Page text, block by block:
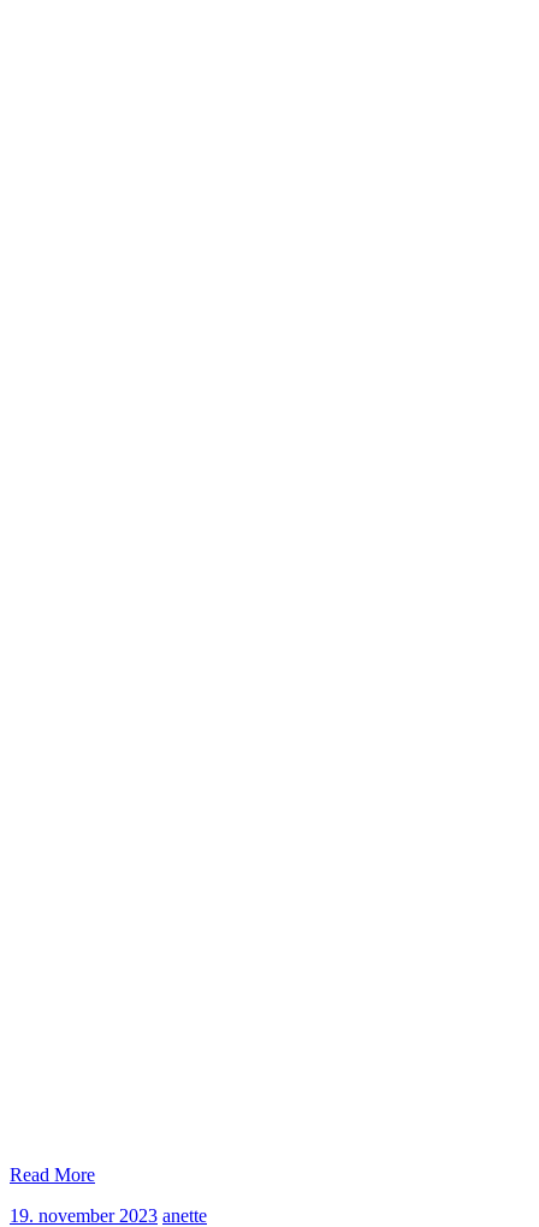
Read More
19. november 202319.
anetteanette